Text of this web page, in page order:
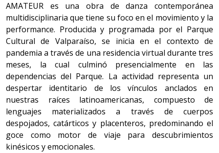
AMATEUR es una obra de danza contemporánea
multidisciplinaria que tiene su foco en el movimiento y la
performance. Producida y programada por el Parque
Cultural de Valparaíso, se inicia en el contexto de
pandemia a través de una residencia virtual durante tres
meses, la cual culminó presencialmente en las
dependencias del Parque. La actividad representa un
despertar identitario de los vínculos anclados en
nuestras raíces latinoamericanas, compuesto de
lenguajes materializados a través de cuerpos
despojados, catárticos y placenteros, predominando el
goce como motor de viaje para descubrimientos
kinésicos y emocionales.